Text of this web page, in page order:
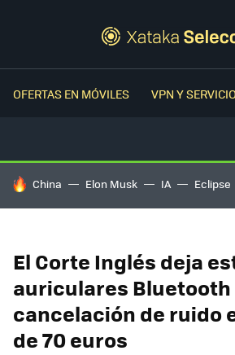
OFERTAS EN MÓVILES VPN Y
HOY SE HABLA DE
China Elon Musk IA Eclipse
El Corte Inglés deja
auriculares Bluetooth
cancelación de ruido
de 70 euros